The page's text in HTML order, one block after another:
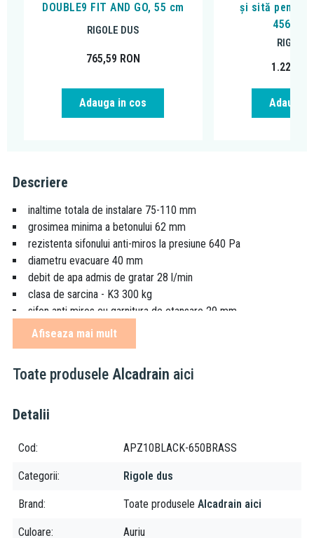
DOUBLE9 FIT AND GO, 55 cm
RIGOLE DUS
765,59 RON
Adauga in cos
și sită pentru
RIGOLE
1.226,19
Adauga
Descriere
inaltime totala de instalare 75-110 mm
grosimea minima a betonului 62 mm
rezistenta sifonului anti-miros la presiune 640 Pa
diametru evacuare 40 mm
debit de apa admis de gratar 28 l/min
clasa de sarcina - K3 300 kg
sifon anti miros cu garnitura de etansare 29 mm
Aplicabilitate:
acces pentru scaune cu rotile
pentru folosire in interior
pentru instalarea in spatii deschise sau langa peretele zonei de
chimicale
inaltimea de instalare de la 62 mm
Afiseaza mai mult
Toate produsele Alcadrain aici
Detalii
Cod APZ10BLACK-650BRASS
Categorii Rigole dus
Brand Toate produsele Alcadrain aici
Culoare Auriu